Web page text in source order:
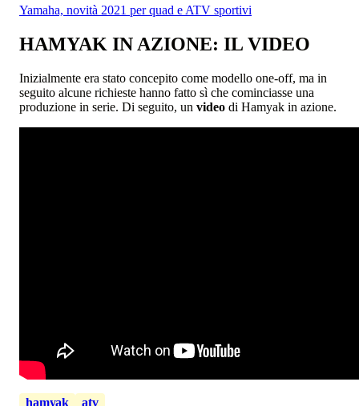
Yamaha, novità 2021 per quad e ATV sportivi
HAMYAK IN AZIONE: IL VIDEO
Inizialmente era stato concepito come modello one-off, ma in
seguito alcune richieste hanno fatto sì che cominciasse una
produzione in serie. Di seguito, un video di Hamyak in azione.
hamyak atv